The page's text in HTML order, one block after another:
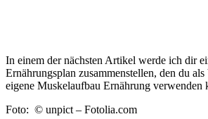
In einem der nächsten Artikel werde ich dir
Ernährungsplan zusammenstellen, den du
eigene Muskelaufbau Ernährung verwenden
Foto: © unpict – Fotolia.com